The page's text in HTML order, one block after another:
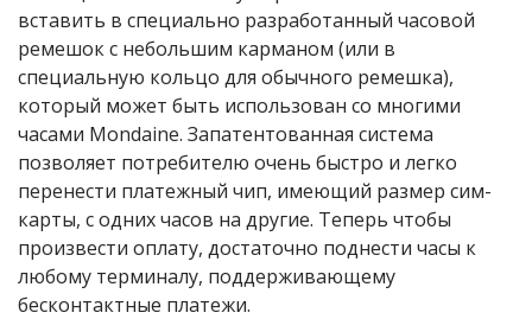
вставить в специально разработанный часовой
ремешок с небольшим карманом (или в
специальную кольцо для обычного ремешка),
который может быть использован со многими
часами Mondaine. Запатентованная система
позволяет потребителю очень быстро и легко
перенести платежный чип, имеющий размер сим-
карты, с одних часов на другие. Теперь чтобы
произвести оплату, достаточно поднести часы к
любому терминалу, поддерживающему
бесконтактные платежи.